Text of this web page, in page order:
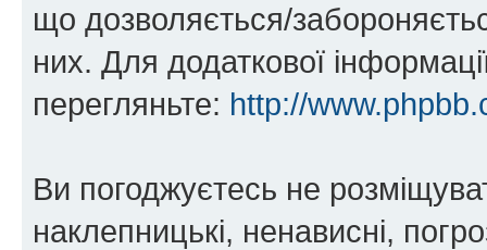
що дозволяється/
них. Для додаткової
перегляньте: http://
Ви погоджуєтесь не
наклепницькі, ненависні,